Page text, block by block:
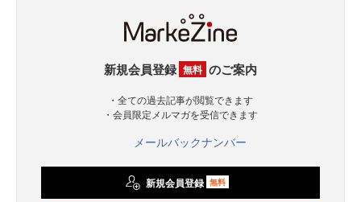
新規会員登録 無料 のご案内
・全ての過去記事が閲覧できます
・会員限定メルマガを受信できます
メールバックナンバー
新規会員登録 無料